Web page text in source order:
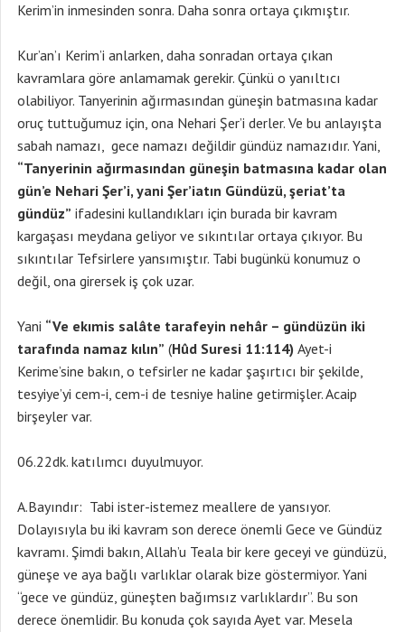
Kerim’in inmesinden sonra. Daha sonra ortaya çıkmıştır.
Kur’an’ı Kerim’i anlarken, daha sonradan ortaya çıkan
kavramlara göre anlamamak gerekir. Çünkü o yanıltıcı
olabiliyor. Tanyerinin ağırmasından güneşin batmasına kadar
oruç tuttuğumuz için, ona Nehari Şer’i derler. Ve bu anlayışta
sabah namazı, gece namazı değildir gündüz namazıdır. Yani,
“Tanyerinin ağırmasından güneşin batmasına kadar olan
gün’e Nehari Şer’i, yani Şer’iatın Gündüzü, şeriat’ta
gündüz” ifadesini kullandıkları için burada bir kavram
kargaşası meydana geliyor ve sıkıntılar ortaya çıkıyor. Bu
sıkıntılar Tefsirlere yansımıştır. Tabi bugünkü konumuz o
değil, ona girersek iş çok uzar.
Yani “Ve ekımis salâte tarafeyin nehâr – gündüzün iki
tarafında namaz kılın” (Hûd Suresi 11:114) Ayet-i
Kerime’sine bakın, o tefsirler ne kadar şaşırtıcı bir şekilde,
tesyiye’yi cem-i, cem-i de tesniye haline getirmişler. Acaip
birşeyler var.
06.22dk. katılımcı duyulmuyor.
A.Bayındır: Tabi ister-istemez meallere de yansıyor.
Dolayısıyla bu iki kavram son derece önemli Gece ve Gündüz
kavramı. Şimdi bakın, Allah’u Teala bir kere geceyi ve gündüzü,
güneşe ve aya bağlı varlıklar olarak bize göstermiyor. Yani
“gece ve gündüz, güneşten bağımsız varlıklardır”. Bu son
derece önemlidir. Bu konuda çok sayıda Ayet var. Mesela